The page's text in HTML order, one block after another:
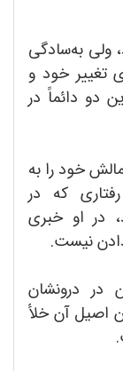
ولی به‌سادگی
تغییر خود و
دو دائماً در
خود را به
که در
در او خبری
نیست.
در درونشان
اصیل آن خلأ